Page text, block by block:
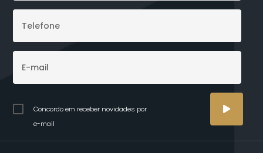
Concordo em receber novidades por
e-mail